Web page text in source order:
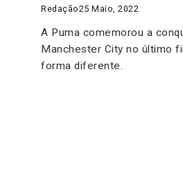
Redação25 Maio, 2022
A Puma comemorou a
Manchester City no último
forma diferente.